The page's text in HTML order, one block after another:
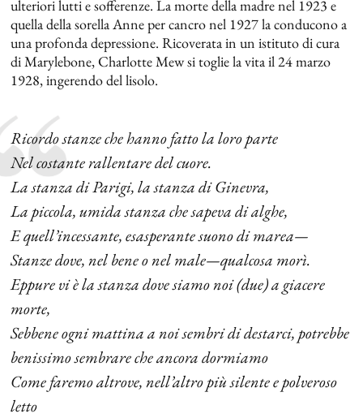
ulteriori lutti e sofferenze. La morte della madre nel 1923 e
quella della sorella Anne per cancro nel 1927 la conducono a
una profonda depressione. Ricoverata in un istituto di cura
di Marylebone, Charlotte Mew si toglie la vita il 24 marzo
1928, ingerendo del lisolo.
Ricordo stanze che hanno fatto la loro parte
Nel costante rallentare del cuore.
La stanza di Parigi, la stanza di Ginevra,
La piccola, umida stanza che sapeva di alghe,
E quell’incessante, esasperante suono di marea—
Stanze dove, nel bene o nel male—qualcosa morì.
Eppure vi è la stanza dove siamo noi (due) a giacere
morte,
Sebbene ogni mattina a noi sembri di destarci, potrebbe
benissimo sembrare che ancora dormiamo
Come faremo altrove, nell’altro più silente e polveroso
letto